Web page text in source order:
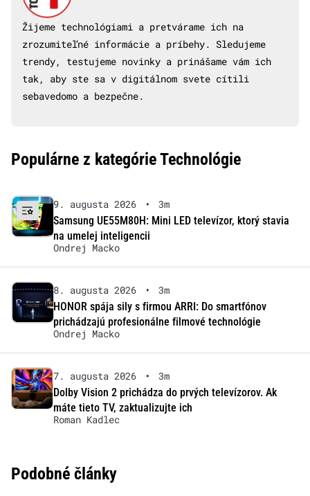
Žijeme technológiami a pretvárame ich na
zrozumiteľné informácie a príbehy. Sledujeme
trendy, testujeme novinky a prinášame vám ich
tak, aby ste sa v digitálnom svete cítili
sebavedomo a bezpečne.
Populárne z kategórie Technológie
9. augusta 2026 •
3m
Samsung UE55M80H: Mini LED televízor, ktorý stavia
na umelej inteligencii
Ondrej Macko
8. augusta 2026 •
3m
HONOR spája sily s firmou ARRI: Do smartfónov
prichádzajú profesionálne filmové technológie
Ondrej Macko
7. augusta 2026 •
3m
Dolby Vision 2 prichádza do prvých televízorov. Ak
máte tieto TV, zaktualizujte ich
Roman Kadlec
Podobné články